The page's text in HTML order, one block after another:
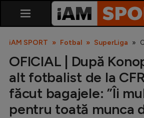
iAM SPORT Fotbal SuperLiga
OFICIAL | După
alt fotbalist de la
făcut bagajele: ”Îi
pentru toată munca